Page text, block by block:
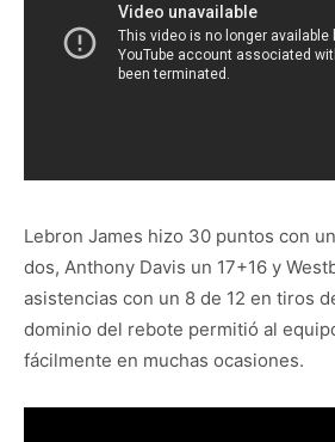
Lebron James hizo 30 puntos con
dos, Anthony Davis un 17+16 y
asistencias con un 8 de 12 en tiros
dominio del rebote permitió al
fácilmente en muchas ocasiones.